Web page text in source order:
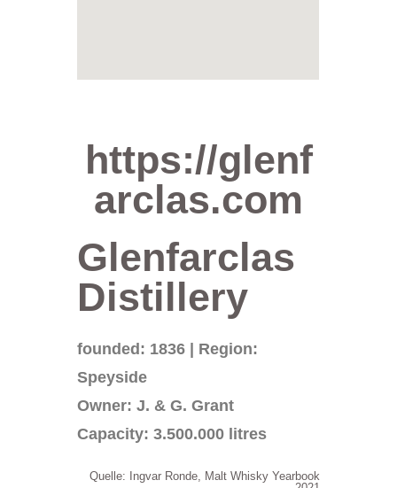
https://glenf
arclas.com
Glenfarclas
Distillery
founded: 1836 | Region:
Speyside
Owner: J. & G. Grant
Capacity: 3.500.000 litres
Quelle: Ingvar Ronde, Malt Whisky Yearbook